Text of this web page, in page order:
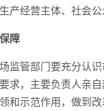
产经营主体、社会公
障
监管部门要充分认
求，主要负责人亲
和示范作用，做到